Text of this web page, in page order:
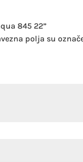
845 22”
polja su